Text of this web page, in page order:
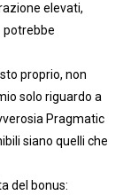
elevati,
potrebbe
proprio, non
solo riguardo a
Pragmatic
siano quelli che
del bonus: